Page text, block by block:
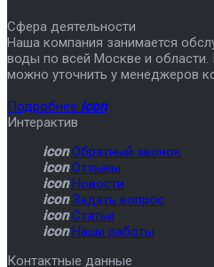
Сфера деятельности
Наша компания занимается
воды по всей Москве и
можно уточнить у менеджеров
Подробнее icon
Интерактив
icon Обратный звонок
icon Отзывы
icon Новости
icon Задать вопрос
icon Статьи
icon Наши работы
Контактные данные